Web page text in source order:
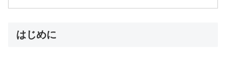
はじめに